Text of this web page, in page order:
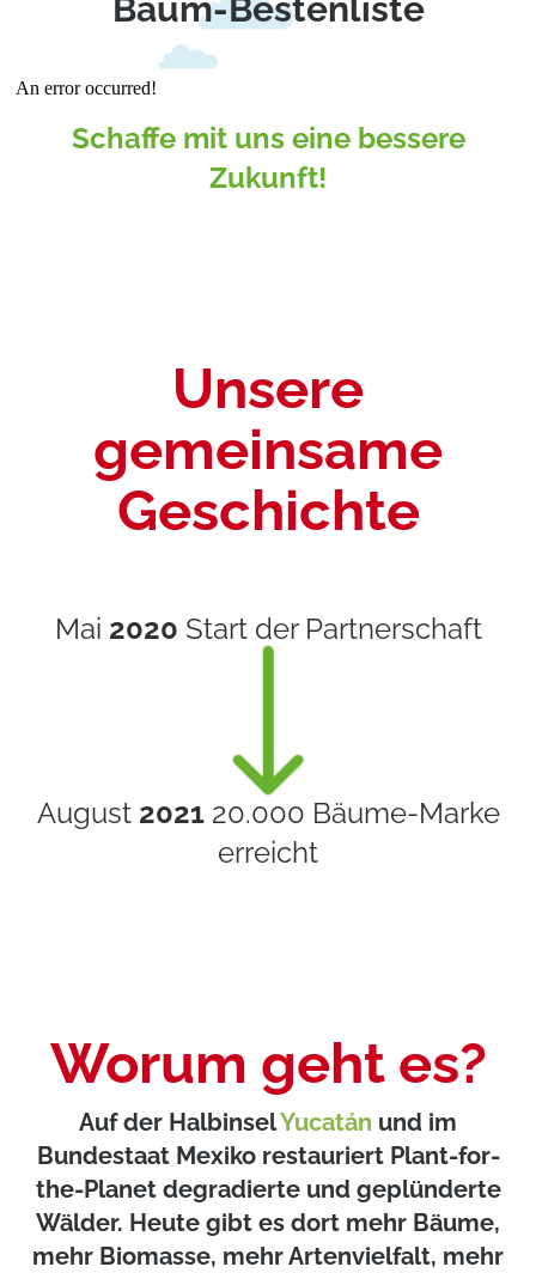
Baum-Bestenliste
Schaffe mit uns eine bessere
Zukunft!
Unsere
gemeinsame
Geschichte
Mai 2020 Start der Partnerschaft
August 202120.000 Bäume-Marke
erreicht
Worum geht es?
Auf der HalbinselYucatán und im
Bundestaat Mexiko restauriert Plant-for-
the-Planet degradierte und geplünderte
Wälder. Heute gibt es dort mehr Bäume,
mehr Biomasse, mehr Artenvielfalt, mehr